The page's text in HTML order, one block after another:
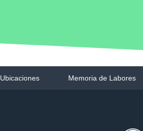
Ubicaciones Memoria de Labores